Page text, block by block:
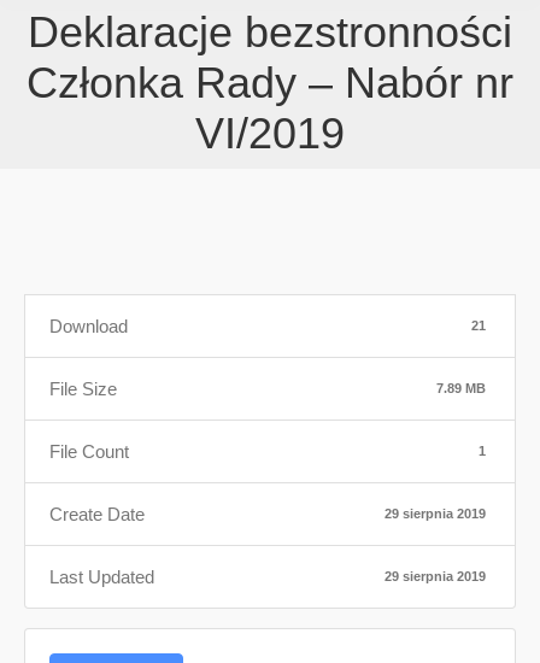
Deklaracje bezstronności
Członka Rady – Nabór nr
VI/2019
Download 21
File Size 7.89 MB
File Count 1
Create Date 29 sierpnia 2019
Last Updated 29 sierpnia 2019